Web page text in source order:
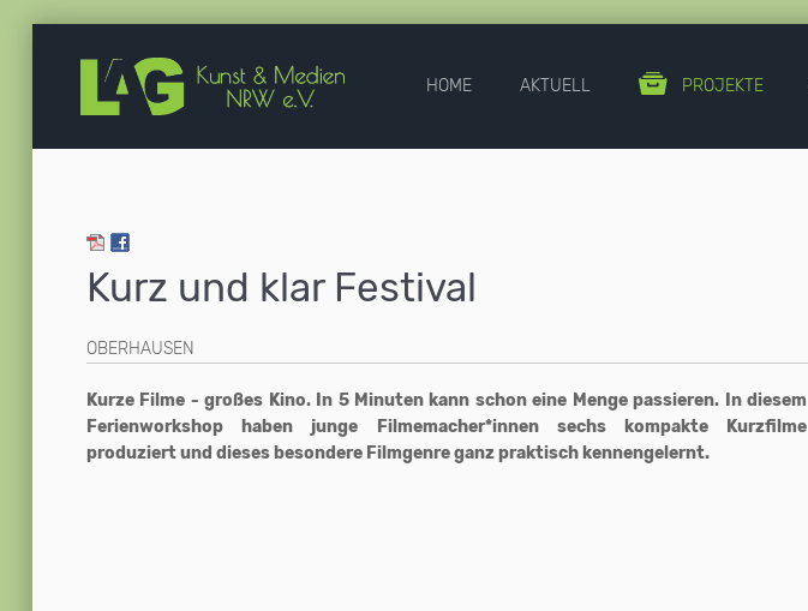
HOME AKTUELL PROJEKTE
Kurz und klar Festival
OBERHAUSEN
Kurze Filme - großes Kino. In 5 Minuten kann schon eine Menge passieren. In diesem
Ferienworkshop haben junge Filmemacher*innen sechs kompakte Kurzfilme
produziert und dieses besondere Filmgenre ganz praktisch kennengelernt.